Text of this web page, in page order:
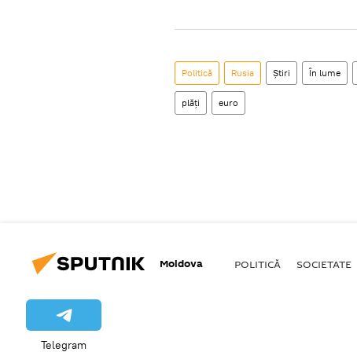
Politică Rusia Știri În lume
plăţi euro
Moldova POLITICĂ SOCIETATE
Telegram